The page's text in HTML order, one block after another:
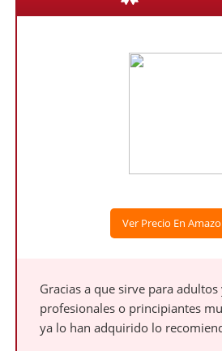
Ver Precio En
Gracias a que sirve para
profesionales o principiantes
ya lo han adquirido lo